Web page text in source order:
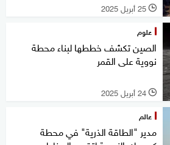
l 25 أبريل 2025
علوم
الصين تكشف خططها لبناء محطة
نووية على القمر
l 24 أبريل 2025
عالم
مدير "الطاقة الذرية" في محطة